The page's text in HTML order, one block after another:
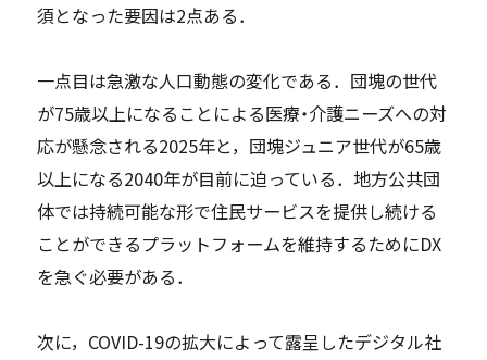
須となった要因は2点ある．
一点目は急激な人口動態の変化である．団塊の世代
が75歳以上になることによる医療・介護ニーズへの対
応が懸念される2025年と，団塊ジュニア世代が65歳
以上になる2040年が目前に迫っている．地方公共団
体では持続可能な形で住民サービスを提供し続ける
ことができるプラットフォームを維持するためにDX
を急ぐ必要がある．
次に，COVID-19の拡大によって露呈したデジタル社